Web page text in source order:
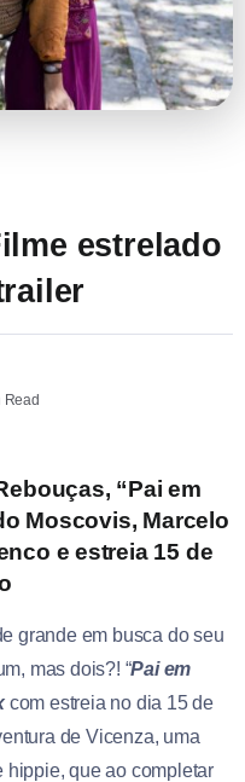
estrelado
Read
“Pai em
Moscovis, Marcelo
e estreia 15 de
grande em busca do seu
mas dois?! “Pai em
com estreia no dia 15 de
de Vicenza, uma
hippie, que ao completar